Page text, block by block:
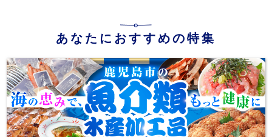
あなたにおすすめの特集